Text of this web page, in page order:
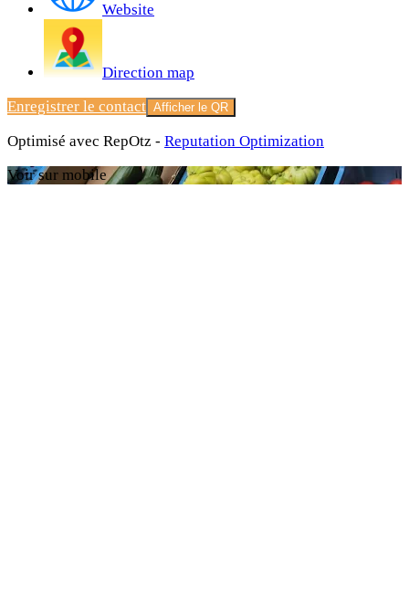
Website
Direction map
Enregistrer le contact Afficher le QR
Optimisé avec RepOtz - Reputation Optimization
Voir sur mobile